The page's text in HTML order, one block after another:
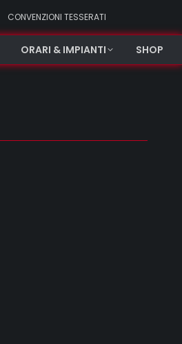
CONVENZIONI TESSERATI
ORARI & IMPIANTI SHOP